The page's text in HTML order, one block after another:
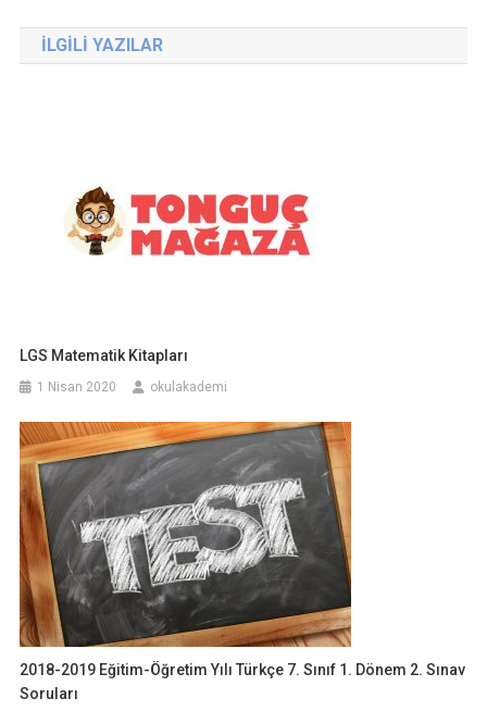
gezinmesi
İLGILI YAZILAR
LGS Matematik Kitapları
1 Nisan 2020 okulakademi
2018-2019 Eğitim-Öğretim Yılı Türkçe 7. Sınıf 1. Dönem 2. Sınav
Soruları